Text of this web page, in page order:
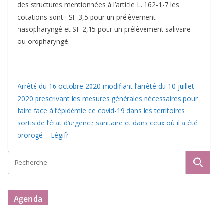
des structures mentionnées à l’article L. 162-1-7 les
cotations sont : SF 3,5 pour un prélèvement
nasopharyngé et SF 2,15 pour un prélèvement salivaire
ou oropharyngé.
Arrêté du 16 octobre 2020 modifiant l’arrêté du 10 juillet
2020 prescrivant les mesures générales nécessaires pour
faire face à l’épidémie de covid-19 dans les territoires
sortis de l’état d’urgence sanitaire et dans ceux où il a été
prorogé – Légifr
Agenda